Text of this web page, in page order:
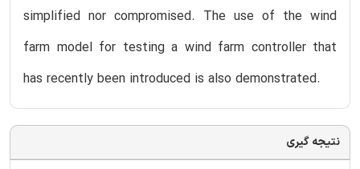
simplified nor compromised. The use of the wind
farm model for testing a wind farm controller that
has recently been introduced is also demonstrated.
نتیجه گیری